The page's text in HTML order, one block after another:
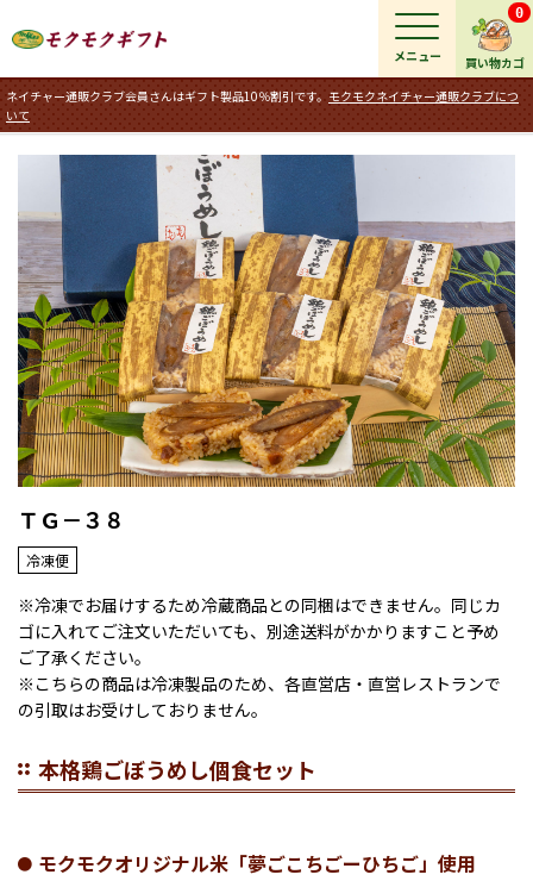
買い物カゴ
0
ネイチャー通販クラブ会員さんはギフト製品10％割引です。 モクモクネイチャー通販クラブにつ
いて
メニュー
ＴＧ－３８
冷凍便
※冷凍でお届けするため冷蔵商品との同梱はできません。同じカ
ゴに入れてご注文いただいても、別途送料がかかりますこと予め
ご了承ください。
※こちらの商品は冷凍製品のため、各直営店・直営レストランで
の引取はお受けしておりません。
本格鶏ごぼうめし個食セット
モクモクオリジナル米「夢ごこちごーひちご」使用